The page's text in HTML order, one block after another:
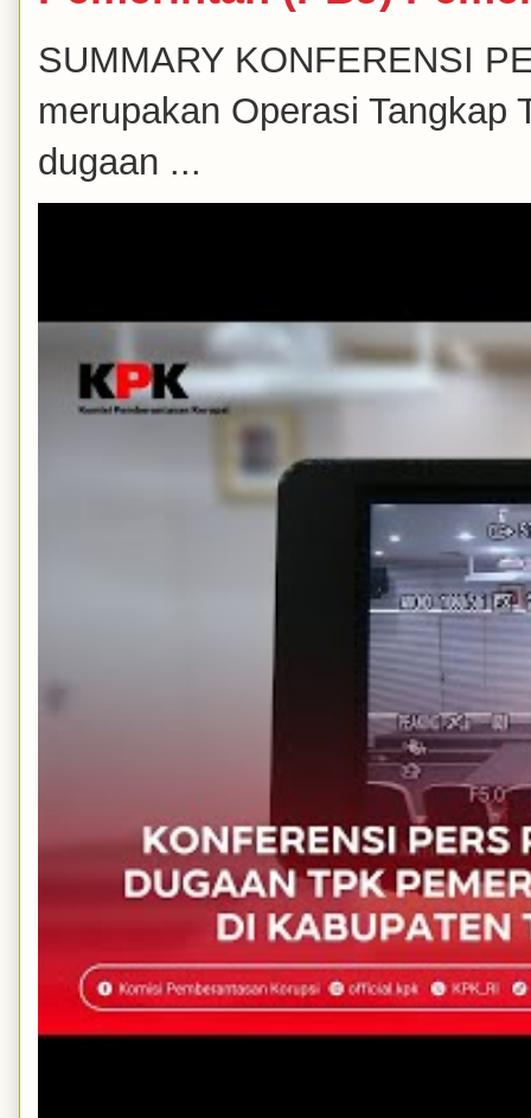
SUMMARY KONFERENSI
merupakan Operasi Tangkap
dugaan ...